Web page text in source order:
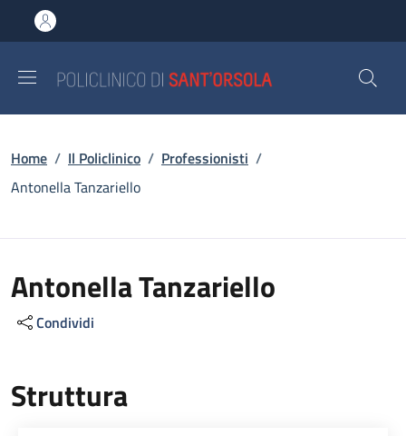
al contenuto principale
to footer content
Briciole di pane
Home / Il Policlinico / Professionisti /
Antonella Tanzariello
Antonella Tanzariello
Condividi
Struttura